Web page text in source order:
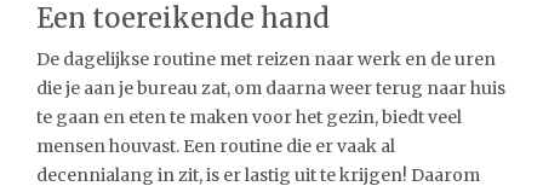
Een toereikende hand
De dagelijkse routine met reizen naar werk en de uren
die je aan je bureau zat, om daarna weer terug naar huis
te gaan en eten te maken voor het gezin, biedt veel
mensen houvast. Een routine die er vaak al
decennialang in zit, is er lastig uit te krijgen! Daarom